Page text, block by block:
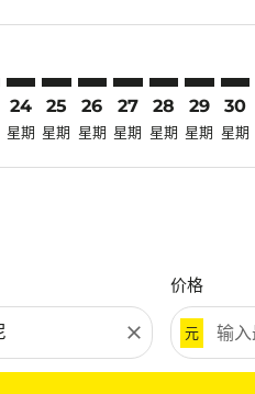
24
星期
25
星期
26
星期
27
星期
28
星期
29
星期
30
星期
close
价格
元